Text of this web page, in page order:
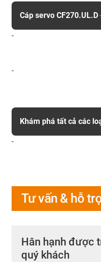
-
Cáp servo CF270.UL.D
-
-
Khám phá tất cả các
Tư vấn & hỗ
Hân hạnh được
quý khách